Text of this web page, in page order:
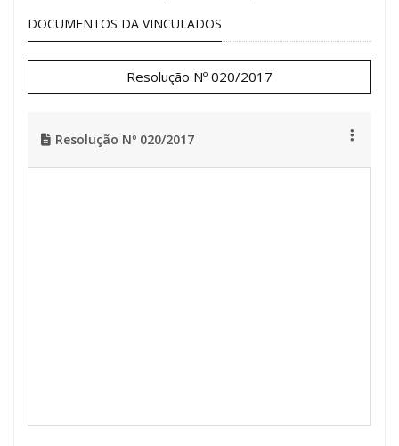
DOCUMENTOS DA VINCULADOS
Resolução Nº 020/2017
Resolução Nº 020/2017